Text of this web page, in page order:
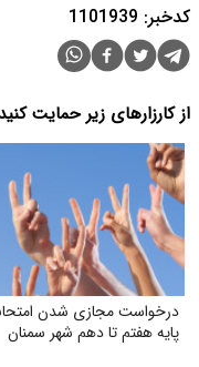
کدخبر: 1101939
از کارزارهای زیر حمایت
درخواست مجازی شدن
پایه هفتم تا دهم شهر سمنان